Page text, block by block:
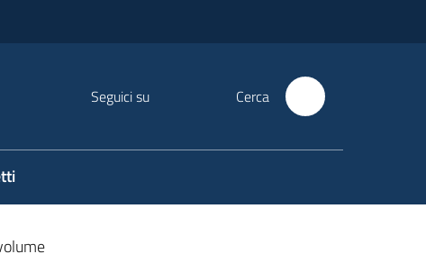
Seguici su Cerca